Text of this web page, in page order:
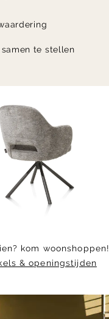
te stellen
kom woonshoppen!
& openingstijden